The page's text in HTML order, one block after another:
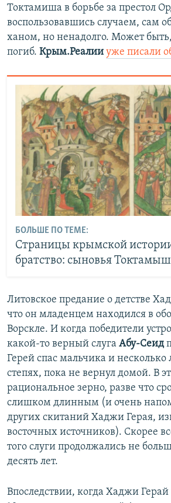
Токтамиша в борьбе за престол
воспользовавшись случаем, сам
ханом, но ненадолго. Может
погиб. Крым.Реалии уже писали
БОЛЬШЕ ПО ТЕМЕ:
Страницы крымской
братство: сыновья
Литовское предание о детстве
что он младенцем находился в
Ворскле. И когда победители
какой-то верный слуга Абу-Сеид
Герей спас мальчика и несколько
степях, пока не вернул домой. В
рациональное зерно, разве что
слишком длинным (и очень
других скитаний Хаджи Герая,
восточных источников). Скорее
того слуги продолжались не
десять лет.
Впоследствии, когда Хаджи